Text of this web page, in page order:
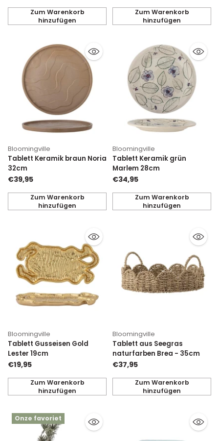
Zum Warenkorb
hinzufügen
Anzahl
Zum Warenkorb
hinzufügen
Anzahl
Bloomingville
Tablett Keramik braun Noria
32cm
€39,95
Zum Warenkorb
hinzufügen
Anzahl
Bloomingville
Tablett Keramik grün
Marlem 28cm
€34,95
Zum Warenkorb
hinzufügen
Anzahl
Bloomingville
Tablett Gusseisen Gold
Lester 19cm
€19,95
Zum Warenkorb
hinzufügen
Anzahl
Bloomingville
Tablett aus Seegras
naturfarben Brea - 35cm
€37,95
Zum Warenkorb
hinzufügen
Anzahl
Onze favoriet